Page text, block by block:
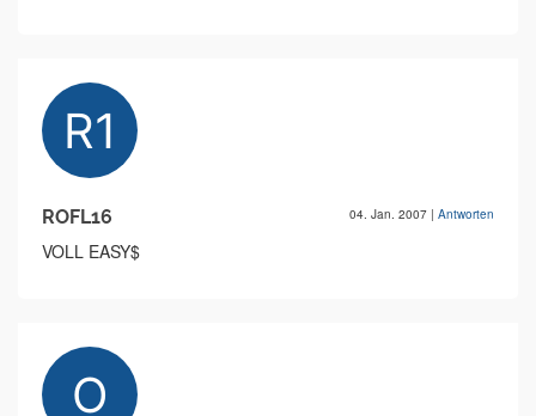
ROFL16 04. Jan. 2007 | Antworten
VOLL EASY$